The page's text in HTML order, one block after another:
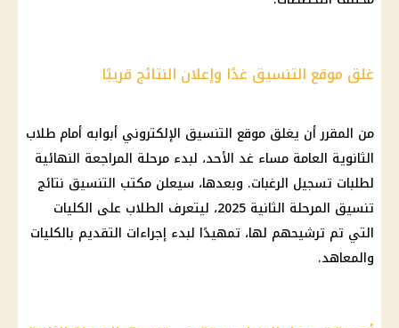
غلق موقع التنسيق غدًا وإعلان النتائج قريبًا
من المقرر أن يغلق موقع التنسيق الإلكتروني أبوابه أمام طلاب
الثانوية العامة مساء غد الأحد، لبدء مرحلة المراجعة النهائية
لطلبات تسجيل الرغبات. وبعدها، سيعلن مكتب التنسيق نتائج
تنسيق المرحلة الثانية 2025، ليتعرف الطلاب على الكليات
التي تم ترشيحهم لها، تمهيدًا لبدء إجراءات التقديم بالكليات
والمعاهد.